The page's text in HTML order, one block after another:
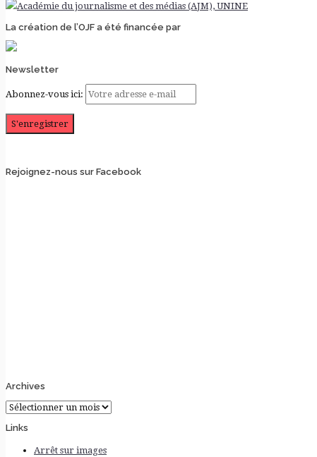
La création de l’OJF a été financée par
Newsletter
Abonnez-vous ici:
Rejoignez-nous sur Facebook
Archives
Archives
Links
Arrêt sur images